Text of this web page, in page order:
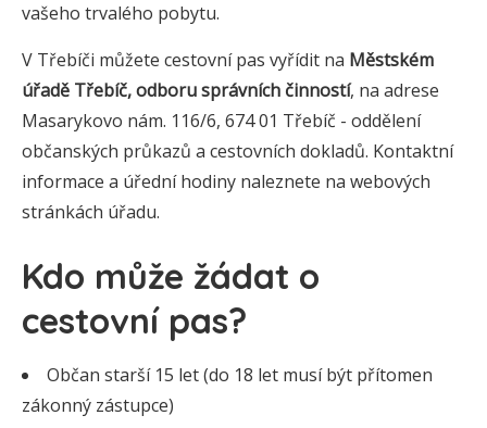
vašeho trvalého pobytu.
V Třebíči můžete cestovní pas vyřídit na Městském
úřadě Třebíč, odboru správních činností, na adrese
Masarykovo nám. 116/6, 674 01 Třebíč - oddělení
občanských průkazů a cestovních dokladů. Kontaktní
informace a úřední hodiny naleznete na webových
stránkách úřadu.
Kdo může žádat o
cestovní pas?
Občan starší 15 let (do 18 let musí být přítomen
zákonný zástupce)